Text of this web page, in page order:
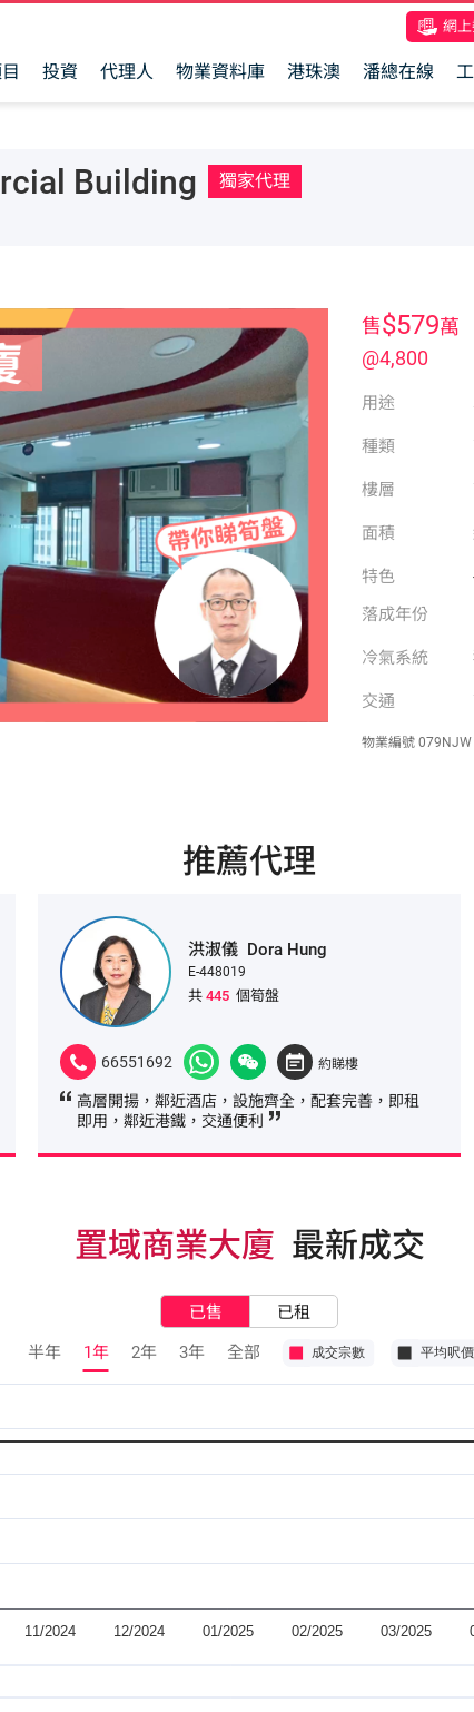
網
投資 代理人 物業資料庫 港珠澳 潘總在線
Building 獨家代理
售$579萬
@4,800
用途
種類
樓層
面積
特色
落成年份
冷氣系統
交通
物業編號 079NJW
置域商業大廈 最新成交
已售
已租
半年
1年 2年 3年 全部
推薦代理
洪淑儀 Dora Hung
E-448019
共 445 個筍盤
66551692 約睇樓
高層開揚，鄰近酒店，設施齊全，配套完善，即租
即用，鄰近港鐵，交通便利